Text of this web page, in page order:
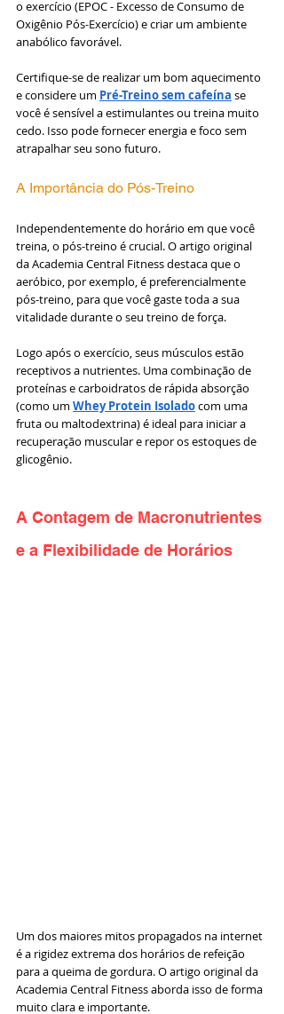
o exercício (EPOC - Excesso de Consumo de
Oxigênio Pós-Exercício) e criar um ambiente
anabólico favorável.
Certifique-se de realizar um bom aquecimento
e considere um Pré-Treino sem cafeína se
você é sensível a estimulantes ou treina muito
cedo. Isso pode fornecer energia e foco sem
atrapalhar seu sono futuro.
A Importância do Pós-Treino
Independentemente do horário em que você
treina, o pós-treino é crucial. O artigo original
da Academia Central Fitness destaca que o
aeróbico, por exemplo, é preferencialmente
pós-treino, para que você gaste toda a sua
vitalidade durante o seu treino de força.
Logo após o exercício, seus músculos estão
receptivos a nutrientes. Uma combinação de
proteínas e carboidratos de rápida absorção
(como um Whey Protein Isolado com uma
fruta ou maltodextrina) é ideal para iniciar a
recuperação muscular e repor os estoques de
glicogênio.
A Contagem de Macronutrientes
e a Flexibilidade de Horários
Um dos maiores mitos propagados na internet
é a rigidez extrema dos horários de refeição
para a queima de gordura. O artigo original da
Academia Central Fitness aborda isso de forma
muito clara e importante.